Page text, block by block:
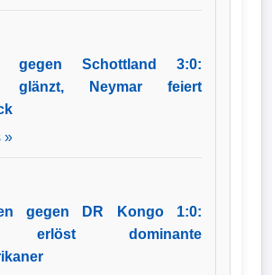
gegen Schottland 3:0:
glänzt, Neymar feiert
»
gegen DR Kongo 1:0:
erlöst dominante